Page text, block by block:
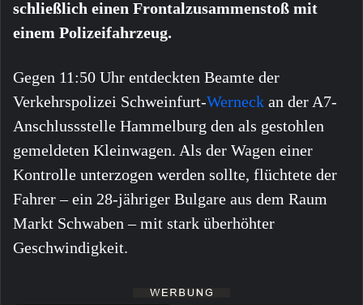
schließlich einen Frontalzusammenstoß mit
einem Polizeifahrzeug.
Gegen 11:50 Uhr entdeckten Beamte der
Verkehrspolizei Schweinfurt-Werneck an der A7-
Anschlussstelle Hammelburg den als gestohlen
gemeldeten Kleinwagen. Als der Wagen einer
Kontrolle unterzogen werden sollte, flüchtete der
Fahrer – ein 28-jähriger Bulgare aus dem Raum
Markt Schwaben – mit stark überhöhter
Geschwindigkeit.